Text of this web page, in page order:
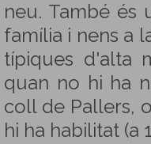
neu. També és
família i nens a
típiques d'alta
quan no hi ha
coll de Pallers,
hi ha habilitat (a